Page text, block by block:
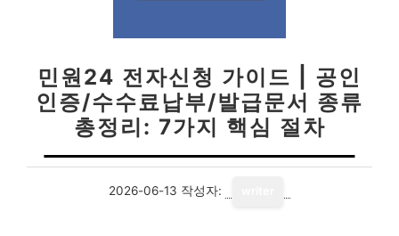
민원24 전자신청 가이드 | 공인
인증/수수료납부/발급문서 종류
총정리: 7가지 핵심 절차
2026-06-13 작성자: